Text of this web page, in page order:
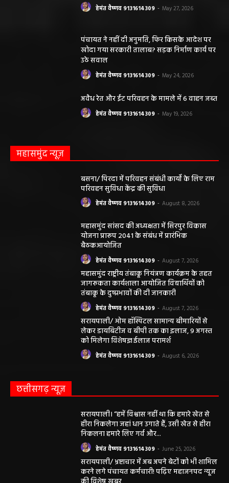
हेमंत वैष्णव 9131614309 - May 27, 2026
पंचायत ने नहीं दी अनुमति, फिर किसके आदेश पर
खोदा गया सरकारी तालाब? सड़क निर्माण कार्य पर
उठे सवाल
हेमंत वैष्णव 9131614309 - May 24, 2026
अवैध रेत और ईंट परिवहन के मामले में 6 वाहन जब्त
हेमंत वैष्णव 9131614309 - May 19, 2026
महासमुंद न्यूज़
बसना/ पिरदा में परिवहन संबंधी कार्यों के लिए राम
परिवहन सुविधा केंद्र की सुविधा
हेमंत वैष्णव 9131614309 - August 8, 2026
महासमुंद सांसद की अध्यक्षता में सिरपुर विकास
योजना प्रारूप 2041 के संबंध में प्रारंभिक
बैठकआयोजित
हेमंत वैष्णव 9131614309 - August 7, 2026
महासमुंद राष्ट्रीय तंबाकू नियंत्रण कार्यक्रम के तहत
जागरूकता कार्यशाला आयोजित विद्यार्थियों को
तंबाकू के दुष्प्रभावों की दी जानकारी
हेमंत वैष्णव 9131614309 - August 7, 2026
सरायपाली/ ओम हॉस्पिटल सामान्य बीमारियों से
लेकर डायबिटीज व बीपी तक का इलाज, 9 अगस्त
को मिलेगा विशेषज्ञ ईलाज परामर्श
हेमंत वैष्णव 9131614309 - August 6, 2026
छत्तीसगढ़ न्यूज़
सरायपाली। “हमें विश्वास नहीं था कि हमारे खेत से
हीरा निकलेगा जहां धान उगाते हैं, उसी खेत से हीरा
निकलना हमारे लिए गर्व और...
हेमंत वैष्णव 9131614309 - June 25, 2026
सरायपाली/ भ्रष्टाचार में अब अपने बेटों को भी शामिल
करने लगे पंचायत कर्मचारी! पढ़िए महाजनपद न्यूज